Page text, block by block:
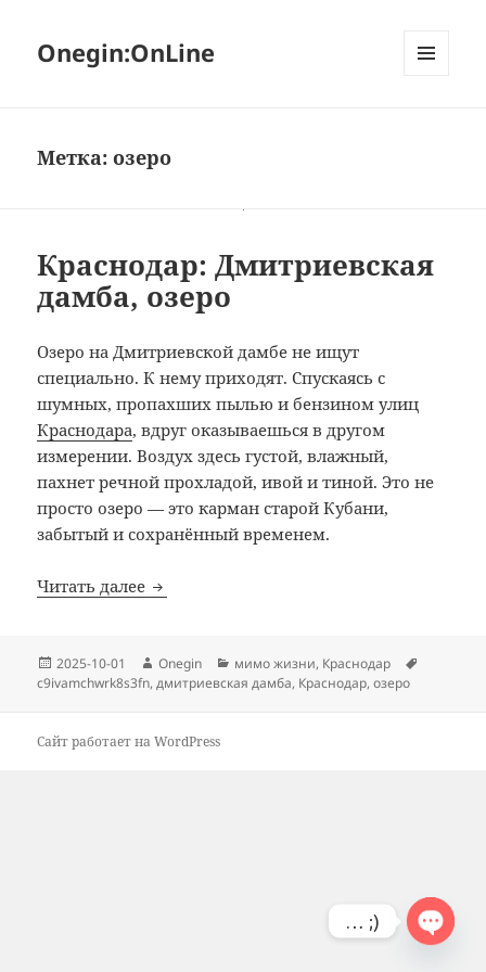
Onegin:OnLine
Метка:озеро
Краснодар: Дмитриевская
дамба, озеро
Озеро на Дмитриевской дамбе не ищут
специально. К нему приходят. Спускаясь с
шумных, пропахших пылью и бензином улиц
Краснодара, вдруг оказываешься в другом
измерении. Воздух здесь густой, влажный,
пахнет речной прохладой, ивой и тиной. Это не
просто озеро — это карман старой Кубани,
забытый и сохранённый временем.
Читать далее Краснодар: Дмитриевская дамба, озеро
Опубликовано
2025-10-01 Автор
Onegin Рубрики
мимо жизни, Краснодар
c9ivamchwrk8s3fn,дмитриевская дамба, Краснодар,озеро
Сайт работает на WordPress
… ;)